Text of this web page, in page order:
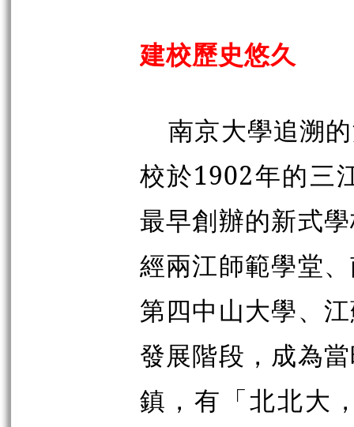
建校歷史悠久
南京大學追溯
校於1902年的三
最早創辦的新式
經兩江師範學堂
第四中山大學、
發展階段，成為
鎮，有「北北大